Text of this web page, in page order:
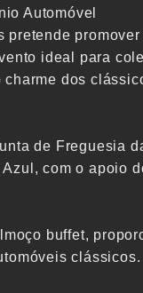
Automóvel
pretende
ideal para
dos
de Freguesia
com o apoio
buffet,
clássicos.